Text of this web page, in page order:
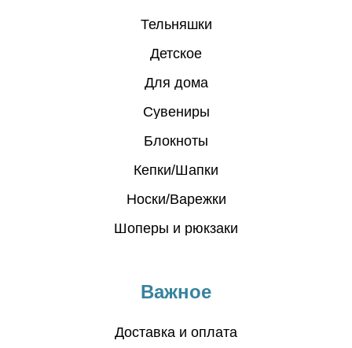
Важное
Доставка и оплата
Тельняшки
Детское
Для дома
Сувениры
Блокноты
Кепки/Шапки
Носки/Варежки
Шоперы и рюкзаки